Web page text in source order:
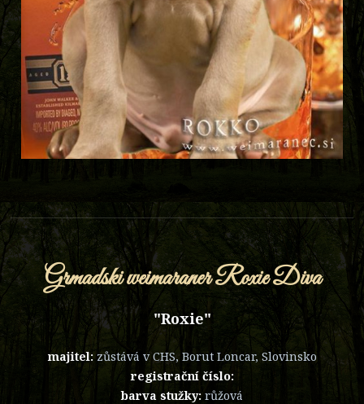
Grmadski weimaraner Roxie Diva
"Roxie"
majitel: zůstává v CHS, Borut Loncar, Slovinsko
registrační číslo:
barva stužky: růžová